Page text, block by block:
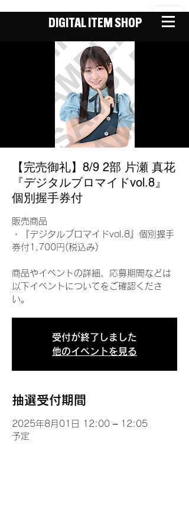
DIGITAL ITEM SHOP
【完売御礼】8/9 2部 片瀬 真花
『デジタルブロマイドvol.8』
個別握手券付
販売商品
・『デジタルブロマイドvol.8』個別握手
券付1,700円(税込み)
商品やイベントの詳細、応募期間などは
以下イベントについてをご確認くださ
い。
受付が終了しました
他のイベントを見る
抽選受付期間
2025年8月01日 12:00 – 12:05
予定